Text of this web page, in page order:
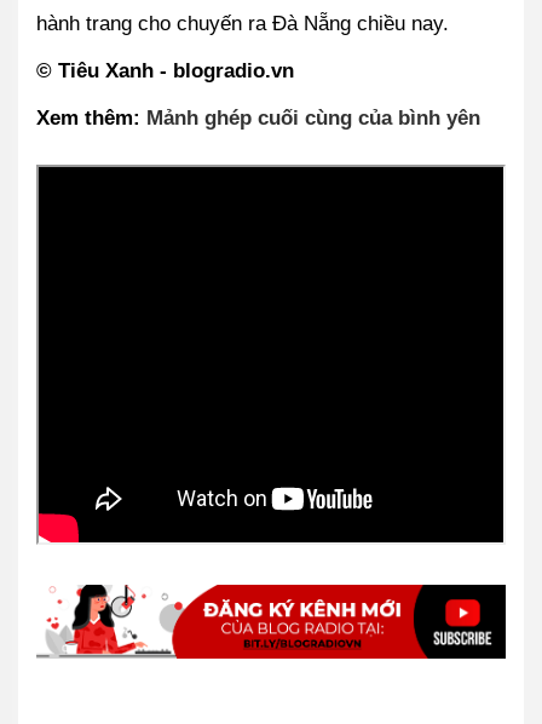
hành trang cho chuyến ra Đà Nẵng chiều nay.
© Tiêu Xanh - blogradio.vn
Xem thêm: Mảnh ghép cuối cùng của bình yên